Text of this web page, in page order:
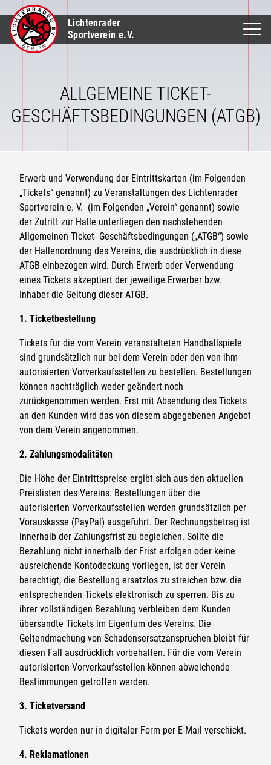
Lichtenrader
Sportverein e.V.
ALLGEMEINE TICKET-
GESCHÄFTSBEDINGUNGEN (ATGB)
Erwerb und Verwendung der Eintrittskarten (im Folgenden
„Tickets“ genannt) zu Veranstaltungen des Lichtenrader
Sportverein e. V. (im Folgenden „Verein“ genannt) sowie
der Zutritt zur Halle unterliegen den nachstehenden
Allgemeinen Ticket- Geschäftsbedingungen („ATGB“) sowie
der Hallenordnung des Vereins, die ausdrücklich in diese
ATGB einbezogen wird. Durch Erwerb oder Verwendung
eines Tickets akzeptiert der jeweilige Erwerber bzw.
Inhaber die Geltung dieser ATGB.
1. Ticketbestellung
Tickets für die vom Verein veranstalteten Handballspiele
sind grundsätzlich nur bei dem Verein oder den von ihm
autorisierten Vorverkaufsstellen zu bestellen. Bestellungen
können nachträglich weder geändert noch
zurückgenommen werden. Erst mit Absendung des Tickets
an den Kunden wird das von diesem abgegebenen Angebot
von dem Verein angenommen.
2. Zahlungsmodalitäten
Die Höhe der Eintrittspreise ergibt sich aus den aktuellen
Preislisten des Vereins. Bestellungen über die
autorisierten Vorverkaufsstellen werden grundsätzlich per
Vorauskasse (PayPal) ausgeführt. Der Rechnungsbetrag ist
innerhalb der Zahlungsfrist zu begleichen. Sollte die
Bezahlung nicht innerhalb der Frist erfolgen oder keine
ausreichende Kontodeckung vorliegen, ist der Verein
berechtigt, die Bestellung ersatzlos zu streichen bzw. die
entsprechenden Tickets elektronisch zu sperren. Bis zu
ihrer vollständigen Bezahlung verbleiben dem Kunden
übersandte Tickets im Eigentum des Vereins. Die
Geltendmachung von Schadensersatzansprüchen bleibt für
diesen Fall ausdrücklich vorbehalten. Für die vom Verein
autorisierten Vorverkaufsstellen können abweichende
Bestimmungen getroffen werden.
3. Ticketversand
Tickets werden nur in digitaler Form per E-Mail verschickt.
4. Reklamationen